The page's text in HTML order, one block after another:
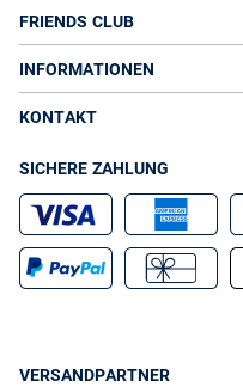
FRIENDS CLUB
INFORMATIONEN
KONTAKT
SICHERE ZAHLUNG
VERSANDPARTNER